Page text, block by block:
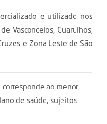
e utilizado nos
Vasconcelos, Guarulhos,
e Zona Leste de São
corresponde ao menor
de saúde, sujeitos